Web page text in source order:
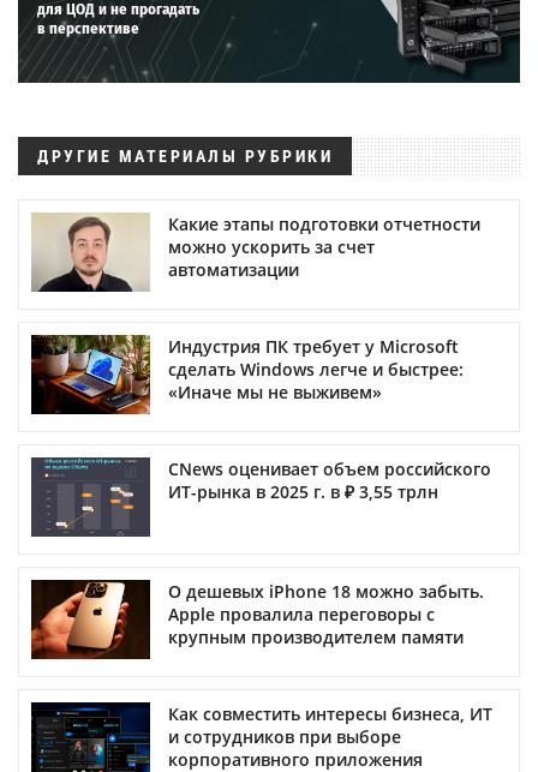
для ЦОД и не прогадать
в перспективе
ДРУГИЕ МАТЕРИАЛЫ РУБРИКИ
Какие этапы подготовки отчетности
можно ускорить за счет
автоматизации
Индустрия ПК требует у Microsoft
сделать Windows легче и быстрее:
«Иначе мы не выживем»
CNews оценивает объем российского
ИТ-рынка в 2025 г. в ₽ 3,55 трлн
О дешевых iPhone 18 можно забыть.
Apple провалила переговоры с
крупным производителем памяти
Как совместить интересы бизнеса, ИТ
и сотрудников при выборе
корпоративного приложения